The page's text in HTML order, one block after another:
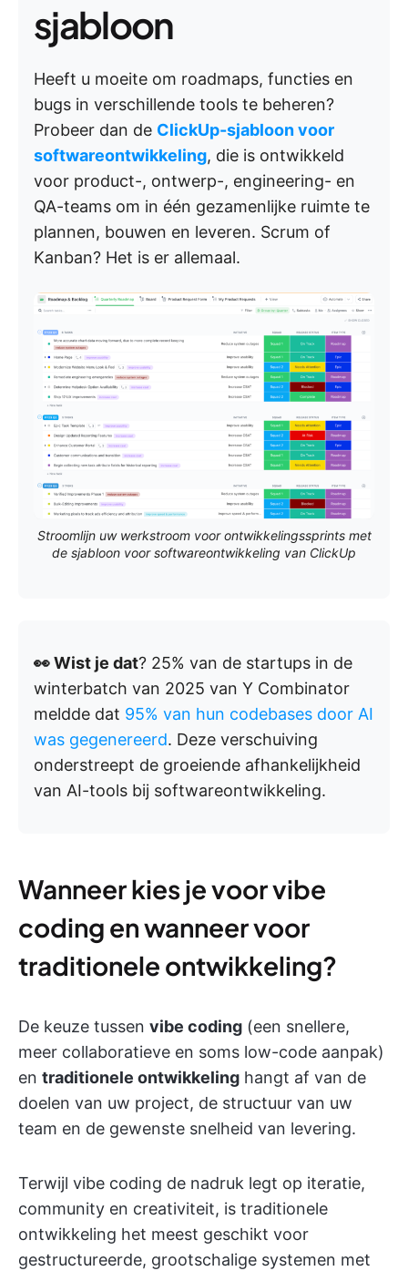
sjabloon
Heeft u moeite om roadmaps, functies en
bugs in verschillende tools te beheren?
Probeer dan de ClickUp-sjabloon voor
softwareontwikkeling, die is ontwikkeld
voor product-, ontwerp-, engineering- en
QA-teams om in één gezamenlijke ruimte te
plannen, bouwen en leveren. Scrum of
Kanban? Het is er allemaal.
Stroomlijn uw werkstroom voor ontwikkelingssprints met
de sjabloon voor softwareontwikkeling van ClickUp
👀 Wist je dat? 25% van de startups in de
winterbatch van 2025 van Y Combinator
meldde dat 95% van hun codebases door AI
was gegenereerd. Deze verschuiving
onderstreept de groeiende afhankelijkheid
van AI-tools bij softwareontwikkeling.
Wanneer kies je voor vibe
coding en wanneer voor
traditionele ontwikkeling?
De keuze tussen vibe coding (een snellere,
meer collaboratieve en soms low-code aanpak)
en traditionele ontwikkeling hangt af van de
doelen van uw project, de structuur van uw
team en de gewenste snelheid van levering.
Terwijl vibe coding de nadruk legt op iteratie,
community en creativiteit, is traditionele
ontwikkeling het meest geschikt voor
gestructureerde, grootschalige systemen met